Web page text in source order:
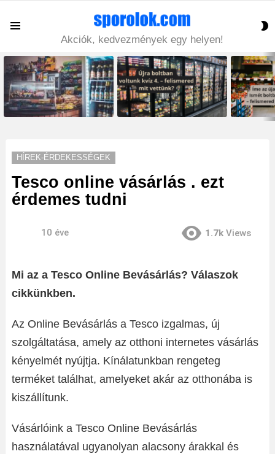
Akciók, kedvezmények egy helyen!
LATEST
STORIES
HÍREK-ÉRDEKESSÉGEK
Tesco online vásárlás . ezt
érdemes tudni
10 éve 1.7k Views
Mi az a Tesco Online Bevásárlás? Válaszok
cikkünkben.
Az Online Bevásárlás a Tesco izgalmas, új
szolgáltatása, amely az otthoni internetes vásárlás
kényelmét nyújtja. Kínálatunkban rengeteg
terméket találhat, amelyeket akár az otthonába is
kiszállítunk.
Vásárlóink a Tesco Online Bevásárlás
használatával ugyanolyan alacsony árakkal és